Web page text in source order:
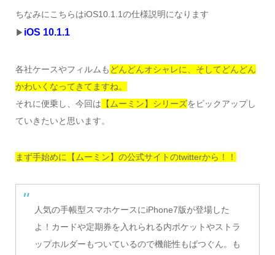
ちなみにこちらはiOS10.1.1の仕様説明になります
▶︎ iOS 10.1.1
各社ケースやフィルムも どんどんオシャレに、そしてどんどん
かわいくなってきてますね。
それに便乗し、今回は 【ムーミン】シリーズをピックアップし
ていきたいと思います。
まず手始めに【ムーミン】の公式サイトのtwitterから！！
人気の手帳型スマホケースにiPhone7版が登場した
よ！カードや定期券を入れられる内ポケットやストラ
ップホルダーもついているので機能性もばつぐん。も